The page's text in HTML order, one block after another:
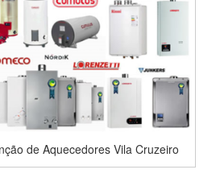
de Aquecedores Vila Cruzeiro